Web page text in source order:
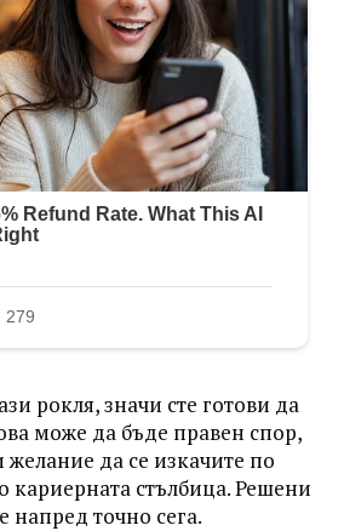
рокля, значи сте готови да
може да бъде правен спор,
желание да се изкачите по
кариерната стълбица. Решени
напред точно сега.